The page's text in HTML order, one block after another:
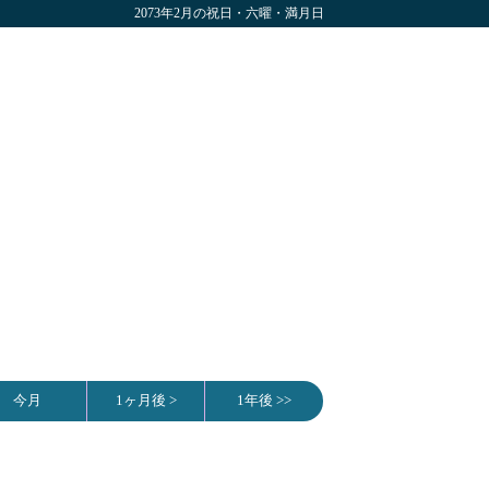
2073年2月の祝日・六曜・満月日
今月 1ヶ月後 > 1年後 >>